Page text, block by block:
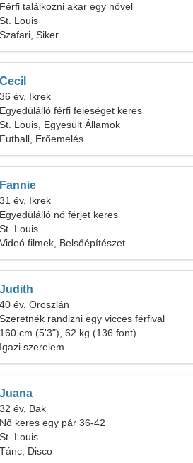
Férfi találkozni akar egy nővel
St. Louis
Szafari, Siker
Cecil
36 év, Ikrek
Egyedülálló férfi feleséget keres
St. Louis, Egyesült Államok
Futball, Erőemelés
Fannie
31 év, Ikrek
Egyedülálló nő férjet keres
St. Louis
Videó filmek, Belsőépítészet
Judith
40 év, Oroszlán
Szeretnék randizni egy vicces férfival
160 cm (5'3"), 62 kg (136 font)
Igazi szerelem
Juana
32 év, Bak
Nő keres egy pár 36-42
St. Louis
Tánc, Disco